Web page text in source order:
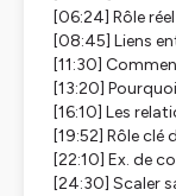
[06:24] Rôle
[08:45] Liens
[11:30]
[13:20]
[16:10] Les
[19:52] Rôle
[22:10] Ex. de
[24:30] Scaler